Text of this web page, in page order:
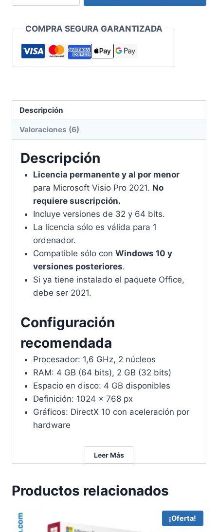
2021COMPRA SEGURA GARANTIZADA
Descripción
Valoraciones (6)
Descripción
Licencia permanente y al por menor
para Microsoft Visio Pro 2021. No
requiere suscripción.
Incluye versiones de 32 y 64 bits.
La licencia sólo es válida para 1
ordenador.
Compatible sólo con Windows 10 y
versiones posteriores.
Si ya tiene instalado el paquete Office,
debe ser 2021.
Configuración
recomendada
Procesador: 1,6 GHz, 2 núcleos
RAM: 4 GB (64 bits), 2 GB (32 bits)
Espacio en disco: 4 GB disponibles
Definición: 1024 x 768 px
Gráficos: DirectX 10 con aceleración por
hardware
Leer Más
Productos relacionados
¡Oferta!